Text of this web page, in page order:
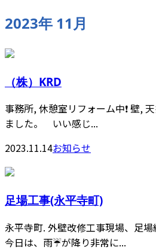
2023年 11月
（株）KRD
事務所, 休憩室リフォーム中❗️ 壁,
ました。 いい感じ...
2023.11.14お知らせ
足場工事(永平寺町)
永平寺町. 外壁改修工事現場、足
今日は、雨☔️が降り非常に...